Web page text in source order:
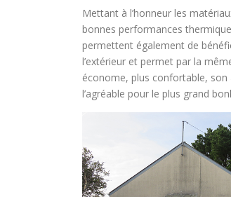
Mettant à l’honneur les
bonnes performances
permettent également de
l’extérieur et permet par la
économe, plus confortable,
l’agréable pour le plus grand